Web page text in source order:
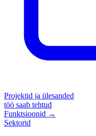
Projektid ja ülesanded
töö saab tehtud
Funktsioonid →
Sektorid